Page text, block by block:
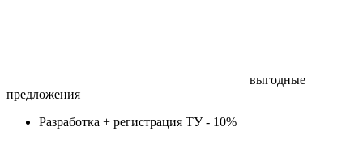
выгодные
предложения
Разработка + регистрация ТУ - 10%